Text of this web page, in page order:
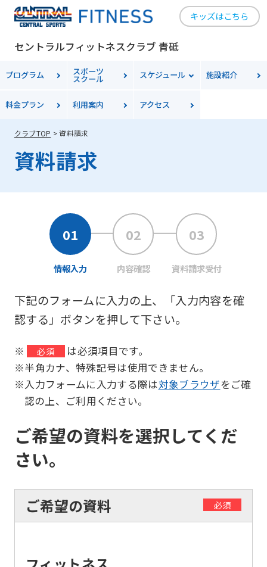
キッズはこちら
セントラルフィットネスクラブ 青砥
プログラム スポーツ
スクール スケジュール 施設紹介
料金プラン 利用案内 アクセス
クラブTOP 資料請求
資料請求
情報入力 内容確認 資料請求受付
下記のフォームに入力の上、「入力内容を確
認する」ボタンを押して下さい。
※ 必須
は必須項目です。
※半角カナ、特殊記号は使用できません。
※入力フォームに入力する際は対象ブラウザをご確
認の上、ご利用ください。
ご希望の資料を選択してくだ
さい。
ご希望の資料 必須